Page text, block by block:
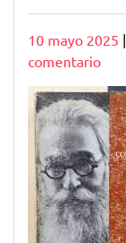
Publicado
10 mayo 2025 |
comentarioen
la
de
la